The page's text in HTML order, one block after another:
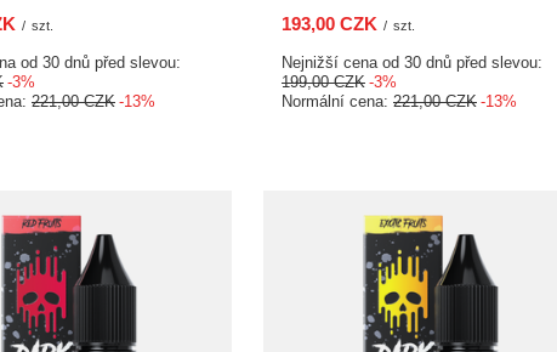
/ szt.
od 30 dnů před slevou:
-3%
221,00 CZK -13%
193,00 CZK / szt.
Nejnižší cena od 30 dnů před slevou:
199,00 CZK -3%
Normální cena: 221,00 CZK -13%